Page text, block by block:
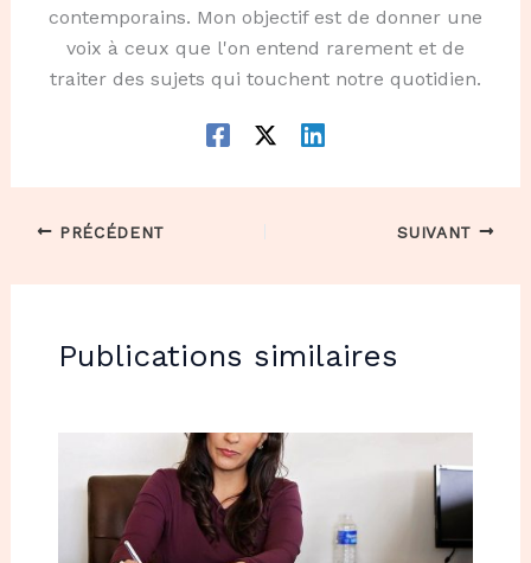
contemporains. Mon objectif est de donner une
voix à ceux que l'on entend rarement et de
traiter des sujets qui touchent notre quotidien.
PRÉCÉDENT SUIVANT
Publications similaires